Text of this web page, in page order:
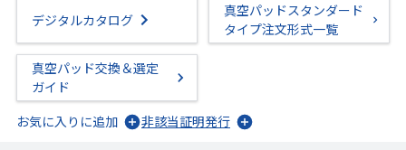
デジタルカタログ
真空パッドスタンダード
タイプ注文形式一覧
真空パッド交換＆選定
ガイド
お気に入りに追加
非該当証明発行